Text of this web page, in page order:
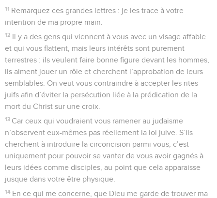
11 Remarquez ces grandes lettres : je les trace à votre
intention de ma propre main.
12 Il y a des gens qui viennent à vous avec un visage affable
et qui vous flattent, mais leurs intérêts sont purement
terrestres : ils veulent faire bonne figure devant les hommes,
ils aiment jouer un rôle et cherchent l’approbation de leurs
semblables. On veut vous contraindre à accepter les rites
juifs afin d’éviter la persécution liée à la prédication de la
mort du Christ sur une croix.
13 Car ceux qui voudraient vous ramener au judaïsme
n’observent eux-mêmes pas réellement la loi juive. S’ils
cherchent à introduire la circoncision parmi vous, c’est
uniquement pour pouvoir se vanter de vous avoir gagnés à
leurs idées comme disciples, au point que cela apparaisse
jusque dans votre être physique.
14 En ce qui me concerne, que Dieu me garde de trouver ma